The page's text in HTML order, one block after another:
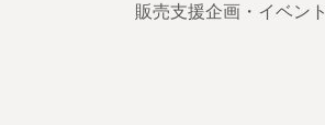
販売支援企画・イベント